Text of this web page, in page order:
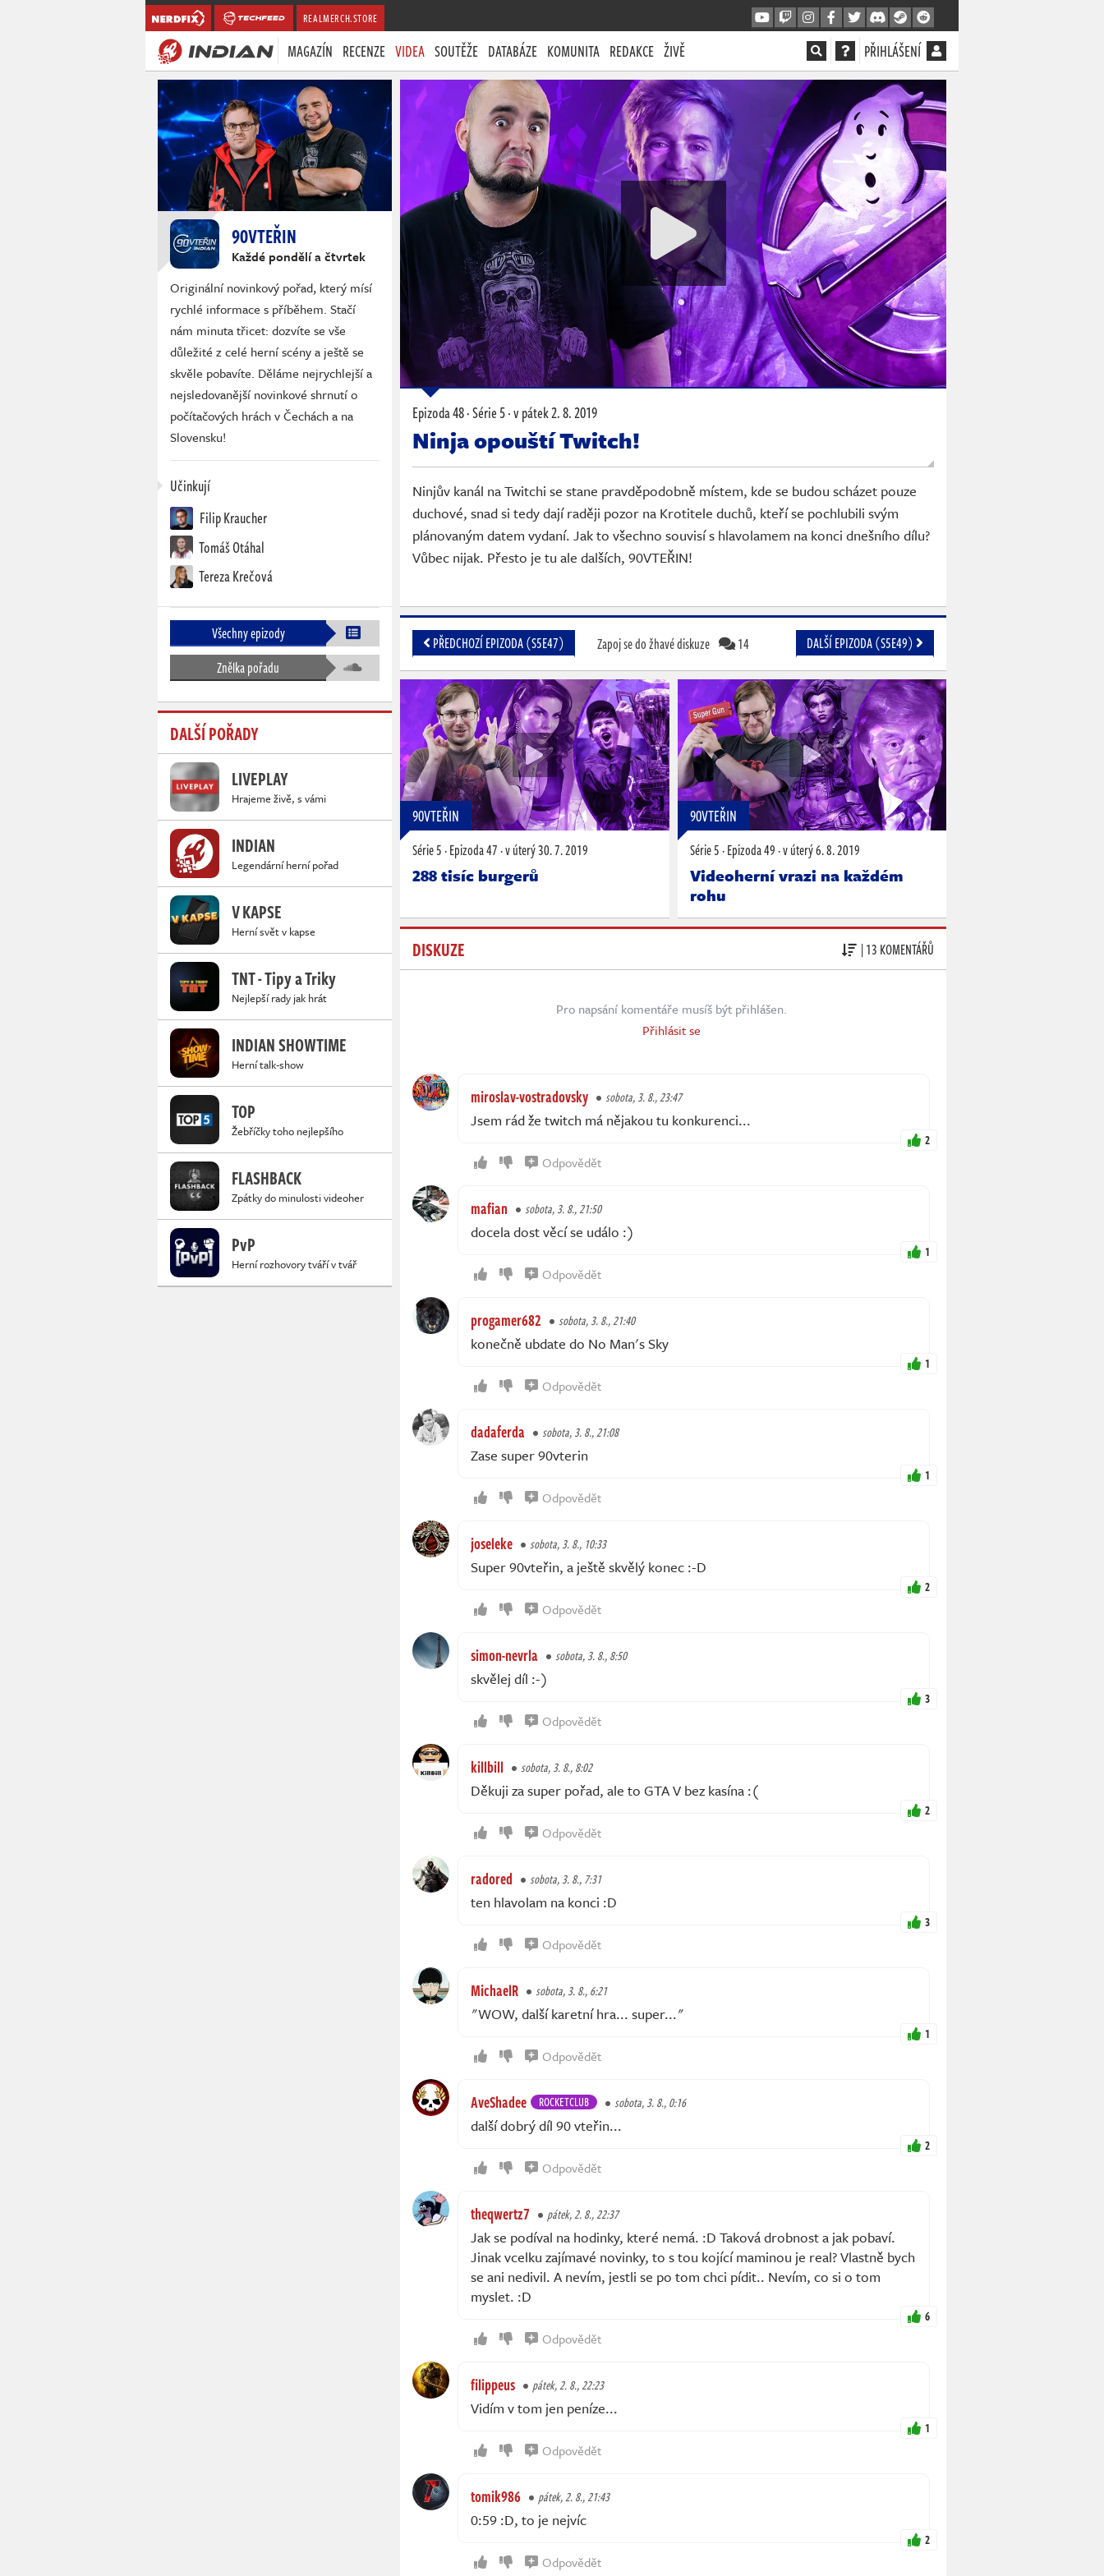
REALMERCH.STORE
MAGAZÍN RECENZE VIDEA SOUTĚŽE DATABÁZE KOMUNITA REDAKCE ŽIVĚ PŘIHLÁŠENÍ
90VTEŘIN
Každé pondělí a čtvrtek
Originální novinkový pořad, který mísí
rychlé informace s příběhem. Stačí
nám minuta třicet: dozvíte se vše
důležité z celé herní scény a ještě se
skvěle pobavíte. Děláme nejrychlejší a
nejsledovanější novinkové shrnutí o
počítačových hrách v Čechách a na
Slovensku!
Učinkují
Filip Kraucher
Tomáš Otáhal
Tereza Krečová
Všechny epizody
Znělka pořadu
DALŠÍ POŘADY
LIVEPLAY
Hrajeme živě, s vámi
INDIAN
Legendární herní pořad
V KAPSE
Herní svět v kapse
TNT - Tipy a Triky
Nejlepší rady jak hrát
INDIAN SHOWTIME
Herní talk-show
TOP
Žebříčky toho nejlepšího
FLASHBACK
Zpátky do minulosti videoher
PvP
Herní rozhovory tváří v tvář
Epizoda 48 · Série 5 ·v pátek2. 8. 2019
Ninja opouští Twitch!
Ninjův kanál na Twitchi se stane pravděpodobně místem, kde se budou scházet pouze
duchové, snad si tedy dají raději pozor na Krotitele duchů, kteří se pochlubili svým
plánovaným datem vydaní. Jak to všechno souvisí s hlavolamem na konci dnešního dílu?
Vůbec nijak. Přesto je tu ale dalších, 90VTEŘIN!
PŘEDCHOZÍ EPIZODA (S5E47) Zapoj se do žhavé diskuze 14 DALŠÍ EPIZODA (S5E49)
90VTEŘIN
Série 5·Epizoda 47·v úterý30. 7. 2019
288 tisíc burgerů
90VTEŘIN
Série 5·Epizoda 49·v úterý6. 8. 2019
Videoherní vrazi na každém
rohu
DISKUZE | 13 KOMENTÁŘŮ
Pro napsání komentáře musíš být přihlášen.
Přihlásit se
miroslav-vostradovsky sobota, 3. 8., 23:47
Jsem rád že twitch má nějakou tu konkurenci...
2
Odpovědět
mafian sobota, 3. 8., 21:50
docela dost věcí se událo :)
1
Odpovědět
progamer682 sobota, 3. 8., 21:40
konečně ubdate do No Man's Sky
1
Odpovědět
dadaferda sobota, 3. 8., 21:08
Zase super 90vterin
1
Odpovědět
joseleke sobota, 3. 8., 10:33
Super 90vteřin, a ještě skvělý konec :-D
2
Odpovědět
simon-nevrla sobota, 3. 8., 8:50
skvělej díl :-)
3
Odpovědět
killbill sobota, 3. 8., 8:02
Děkuji za super pořad, ale to GTA V bez kasína :(
2
Odpovědět
radored sobota, 3. 8., 7:31
ten hlavolam na konci :D
3
Odpovědět
MichaelR sobota, 3. 8., 6:21
"WOW, další karetní hra... super..."
1
Odpovědět
AveShadee ROCKETCLUB sobota, 3. 8., 0:16
další dobrý díl 90 vteřin...
2
Odpovědět
theqwertz7 pátek, 2. 8., 22:37
Jak se podíval na hodinky, které nemá. :D Taková drobnost a jak pobaví.
Jinak vcelku zajímavé novinky, to s tou kojící maminou je real? Vlastně bych
se ani nedivil. A nevím, jestli se po tom chci pídit.. Nevím, co si o tom
myslet. :D
6
Odpovědět
filippeus pátek, 2. 8., 22:23
Vidím v tom jen peníze...
1
Odpovědět
tomik986 pátek, 2. 8., 21:43
0:59 :D, to je nejvíc
2
Odpovědět